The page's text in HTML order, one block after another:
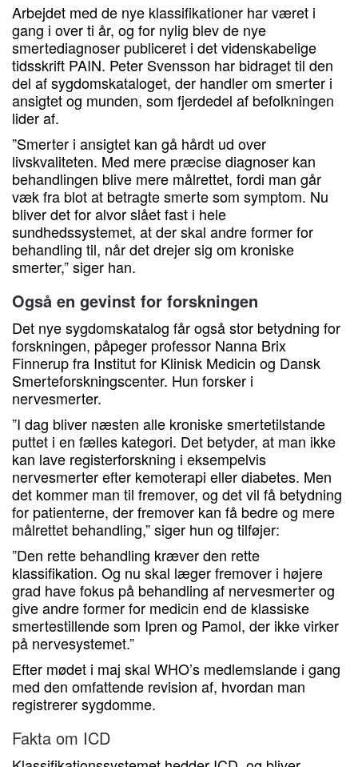
Arbejdet med de nye klassifikationer har været i
gang i over ti år, og for nylig blev de nye
smertediagnoser publiceret i det videnskabelige
tidsskrift PAIN. Peter Svensson har bidraget til den
del af sygdomskataloget, der handler om smerter i
ansigtet og munden, som fjerdedel af befolkningen
lider af.
”Smerter i ansigtet kan gå hårdt ud over
livskvaliteten. Med mere præcise diagnoser kan
behandlingen blive mere målrettet, fordi man går
væk fra blot at betragte smerte som symptom. Nu
bliver det for alvor slået fast i hele
sundhedssystemet, at der skal andre former for
behandling til, når det drejer sig om kroniske
smerter,” siger han.
Også en gevinst for forskningen
Det nye sygdomskatalog får også stor betydning for
forskningen, påpeger professor Nanna Brix
Finnerup fra Institut for Klinisk Medicin og Dansk
Smerteforskningscenter. Hun forsker i
nervesmerter.
”I dag bliver næsten alle kroniske smertetilstande
puttet i en fælles kategori. Det betyder, at man ikke
kan lave registerforskning i eksempelvis
nervesmerter efter kemoterapi eller diabetes. Men
det kommer man til fremover, og det vil få betydning
for patienterne, der fremover kan få bedre og mere
målrettet behandling,” siger hun og tilføjer:
”Den rette behandling kræver den rette
klassifikation. Og nu skal læger fremover i højere
grad have fokus på behandling af nervesmerter og
give andre former for medicin end de klassiske
smertestillende som Ipren og Pamol, der ikke virker
på nervesystemet.”
Efter mødet i maj skal WHO’s medlemslande i gang
med den omfattende revision af, hvordan man
registrerer sygdomme.
Fakta om ICD